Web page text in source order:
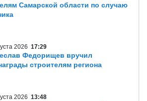
Самарской области по случаю
2026 17:29
Федорищев вручил
строителям региона
2026 13:48